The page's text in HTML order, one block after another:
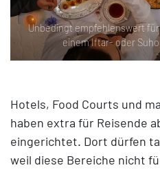
Unbedingt empfehlenswert
einem Iftar- oder
Hotels, Food Courts und
haben extra für Reisende
eingerichtet. Dort dürfen
weil diese Bereiche nicht